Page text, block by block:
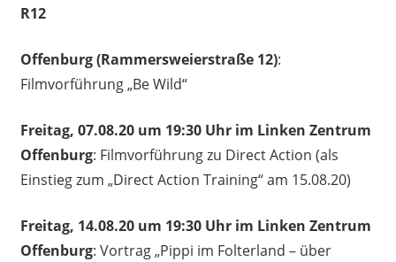
R12
Offenburg (Rammersweierstraße 12):
Filmvorführung „Be Wild“
Freitag, 07.08.20 um 19:30 Uhr im Linken Zentrum
Offenburg: Filmvorführung zu Direct Action (als
Einstieg zum „Direct Action Training“ am 15.08.20)
Freitag, 14.08.20 um 19:30 Uhr im Linken Zentrum
Offenburg: Vortrag „Pippi im Folterland – über